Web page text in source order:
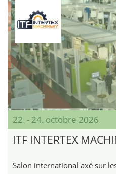
22. - 24. octobre 2026
ITF INTERTEX
Salon international axé sur